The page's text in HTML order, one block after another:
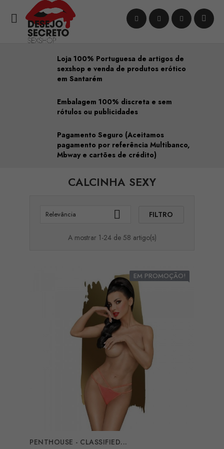

Loja 100% Portuguesa de artigos de
sexshop e venda de produtos erótico
em Santarém
Embalagem 100% discreta e sem
rótulos ou publicidades
Pagamento Seguro (Aceitamos
pagamento por referência Multibanco,
Mbway e cartões de crédito)
CALCINHA SEXY
Relevância  FILTRO
A mostrar 1-24 de 58 artigo(s)
EM PROMOÇÃO!
PENTHOUSE - CLASSIFIED...